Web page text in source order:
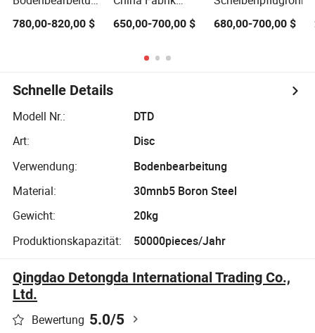
Landwirtschaftliche
Doppelpflug
780,00-820,00 $
Hersteller Traktor
Geräte
650,00-700,00 $ 680,00-700,00 $
Schnelle Details
Modell Nr.:
DTD
Art:
Disc
Verwendung:
Bodenbearbeitung
Material:
30mnb5 Boron Steel
Gewicht:
20kg
Produktionskapazität:
50000pieces/Jahr
Qingdao Detongda International Trading Co.,
Ltd.
Bewertung 5.0/5